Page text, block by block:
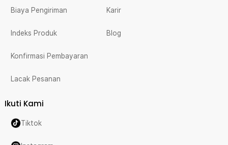
Biaya Pengiriman
Indeks Produk
Konfirmasi Pembayaran
Lacak Pesanan
Karir
Blog
Ikuti Kami
Tiktok